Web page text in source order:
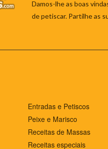
Damos-lhe as boas
de petiscar. Partilhe as
Entradas e Petiscos
Peixe e Marisco
Receitas de Massas
Receitas especiais